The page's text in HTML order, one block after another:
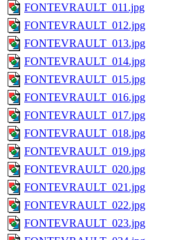
FONTEVRAULT_011.jpg
FONTEVRAULT_012.jpg
FONTEVRAULT_013.jpg
FONTEVRAULT_014.jpg
FONTEVRAULT_015.jpg
FONTEVRAULT_016.jpg
FONTEVRAULT_017.jpg
FONTEVRAULT_018.jpg
FONTEVRAULT_019.jpg
FONTEVRAULT_020.jpg
FONTEVRAULT_021.jpg
FONTEVRAULT_022.jpg
FONTEVRAULT_023.jpg